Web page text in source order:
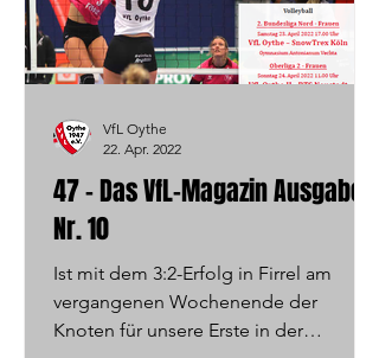
47 - Das VfL-Magazin Ausgabe
Nr. 10
Ist mit dem 3:2-Erfolg in Firrel am
vergangenen Wochenende der
Knoten für unsere Erste in der
VfL Oythe
22. Apr. 2022